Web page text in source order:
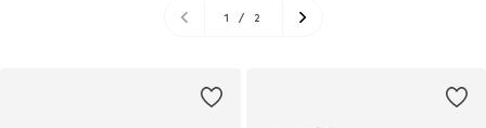
1 / 2